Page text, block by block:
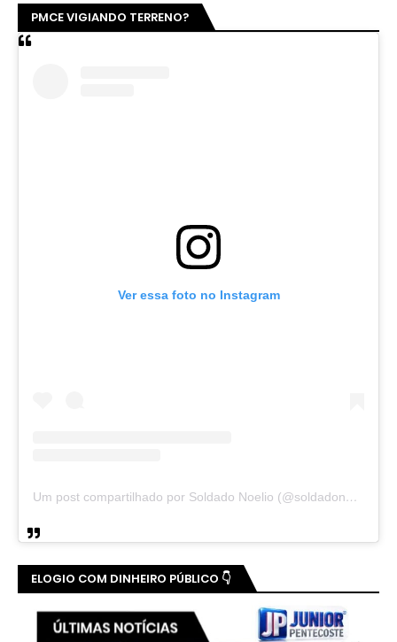
PMCE VIGIANDO TERRENO?
Ver essa foto no Instagram
Um post compartilhado por Soldado Noelio (@soldadonoelio)
ELOGIO COM DINHEIRO PÚBLICO 👇